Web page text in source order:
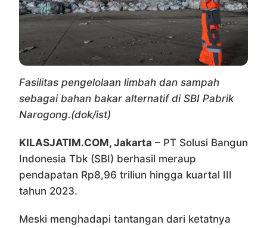
Fasilitas pengelolaan limbah dan sampah
sebagai bahan bakar alternatif di SBI Pabrik
Narogong.(dok/ist)
KILASJATIM.COM, Jakarta – PT Solusi Bangun
Indonesia Tbk (SBI) berhasil meraup
pendapatan Rp8,96 triliun hingga kuartal III
tahun 2023.
Meski menghadapi tantangan dari ketatnya